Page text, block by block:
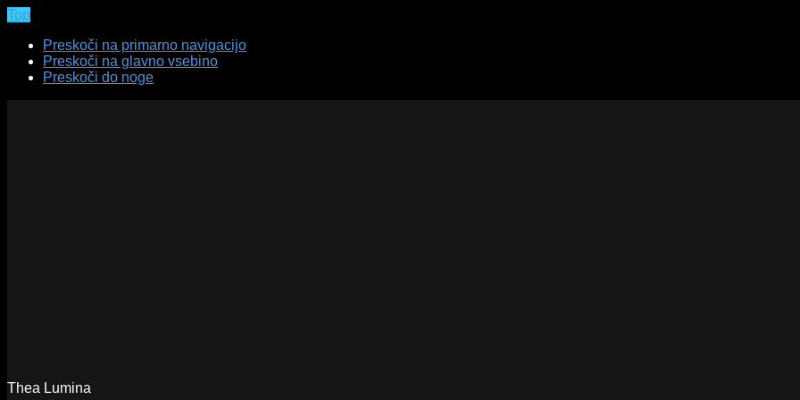
Top
Preskoči na primarno navigacijo
Preskoči na glavno vsebino
Preskoči do noge
Thea Lumina